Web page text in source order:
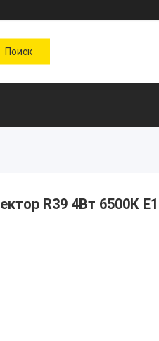
R39 4Вт 6500К